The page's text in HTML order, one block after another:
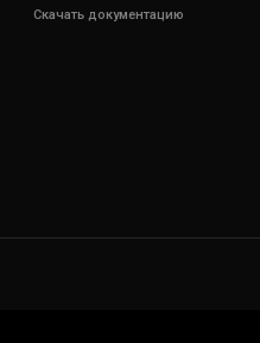
Скачать документацию